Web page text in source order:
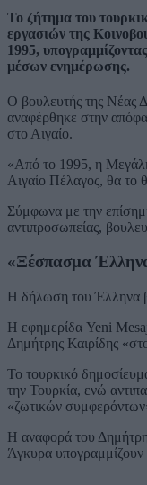
Το ζήτημα του
εργασιών της
1995,
μέσων ενημέρωσης.
Ο βουλευτής της Νέας
αναφέρθηκε στην
στο Αιγαίο.
«Από το 1995, η Μεγάλη
Αιγαίο Πέλαγος, θα το
Σύμφωνα με την
αντιπροσωπείας,
«Ξέσπασμα
Η δήλωση του Έλληνα
Η εφημερίδα Yeni
Δημήτρης Καιρίδης
Το τουρκικό
την Τουρκία, ενώ
«ζωτικών
Η αναφορά του Δημήτρη
Άγκυρα υπογραμμίζουν